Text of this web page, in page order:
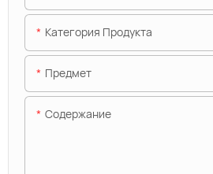
Категория Продукта
Предмет
Содержание